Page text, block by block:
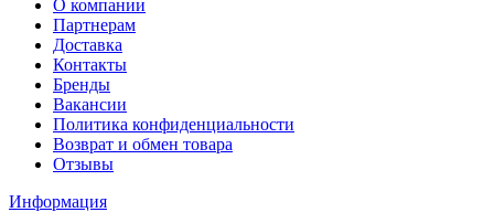
О компании
Партнерам
Доставка
Контакты
Бренды
Вакансии
Политика конфиденциальности
Возврат и обмен товара
Отзывы
Информация